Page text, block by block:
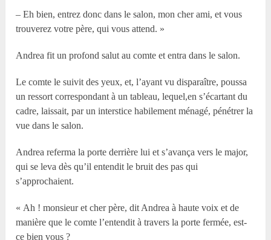
– Eh bien, entrez donc dans le salon, mon cher ami, et vous
trouverez votre père, qui vous attend. »
Andrea fit un profond salut au comte et entra dans le salon.
Le comte le suivit des yeux, et, l’ayant vu disparaître, poussa
un ressort correspondant à un tableau, lequel,en s’écartant du
cadre, laissait, par un interstice habilement ménagé, pénétrer la
vue dans le salon.
Andrea referma la porte derrière lui et s’avança vers le major,
qui se leva dès qu’il entendit le bruit des pas qui
s’approchaient.
« Ah ! monsieur et cher père, dit Andrea à haute voix et de
manière que le comte l’entendit à travers la porte fermée, est-
ce bien vous ?